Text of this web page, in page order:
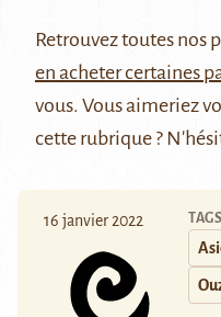
Retrouveztoutes nos
en acheter certaines
vous. Vous aimeriez
cette rubrique ?
16 janvier 2022 TAGS